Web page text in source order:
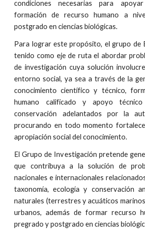
condiciones necesarias para
formación de recurso humano a
postgrado en ciencias biológicas.
Para lograr este propósito, el grupo de
tenido como eje de ruta el abordar
de investigación cuya solución
entorno social, ya sea a través de la
conocimiento científico y técnico,
humano calificado y apoyo
conservación adelantados por la
procurando en todo momento
apropiación social del conocimiento.
El Grupo de Investigación pretende
que contribuya a la solución de
nacionales e internacionales
taxonomía, ecología y conservación
naturales (terrestres y acuáticos
urbanos, además de formar recurso
pregrado y postgrado en ciencias